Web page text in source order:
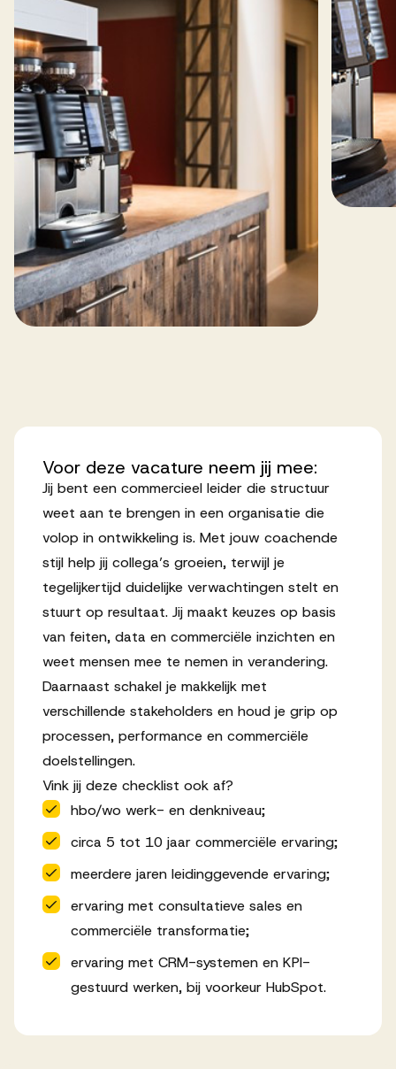
Voor deze vacature neem jij mee:
Jij bent een commercieel leider die structuur
weet aan te brengen in een organisatie die
volop in ontwikkeling is. Met jouw coachende
stijl help jij collega’s groeien, terwijl je
tegelijkertijd duidelijke verwachtingen stelt en
stuurt op resultaat. Jij maakt keuzes op basis
van feiten, data en commerciële inzichten en
weet mensen mee te nemen in verandering.
Daarnaast schakel je makkelijk met
verschillende stakeholders en houd je grip op
processen, performance en commerciële
doelstellingen.
Vink jij deze checklist ook af?
hbo/wo werk- en denkniveau;
circa 5 tot 10 jaar commerciële ervaring;
meerdere jaren leidinggevende ervaring;
ervaring met consultatieve sales en
commerciële transformatie;
ervaring met CRM-systemen en KPI-
gestuurd werken, bij voorkeur HubSpot.